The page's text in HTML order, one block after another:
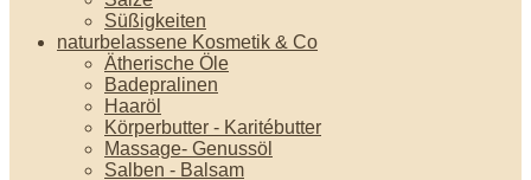
Süßigkeiten
naturbelassene Kosmetik & Co
Ätherische Öle
Badepralinen
Haaröl
Körperbutter - Karitébutter
Massage- Genussöl
Salben - Balsam